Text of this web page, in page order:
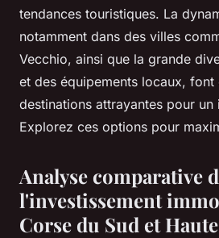
tendances touristiques. La
notamment dans des villes
Vecchio, ainsi que la grande
et des équipements locaux,
destinations attrayantes pour un
Explorez ces options pour
Analyse comparative
l'investissement
Corse du Sud et